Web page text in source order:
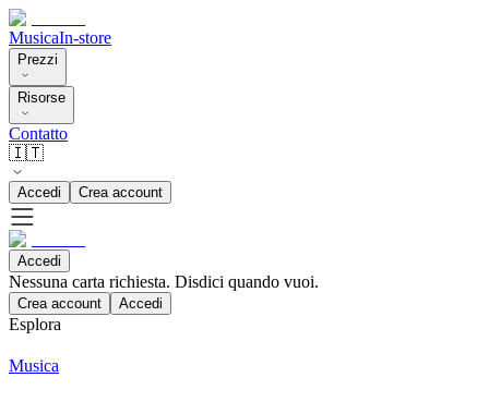
MusicaIn-store
Prezzi
Risorse
Contatto
🇮🇹
Accedi Crea account
Accedi
Nessuna carta richiesta. Disdici quando vuoi.
Crea account Accedi
Esplora
Musica